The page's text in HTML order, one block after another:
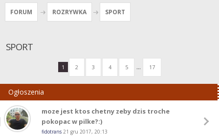
FORUM ROZRYWKA SPORT
SPORT
1 2 3 4 5 ... 17
Ogłoszenia
moze jest ktos chetny zeby dzis troche
pokopac w pilke?:)
fidotrans 21 gru 2017, 20:13